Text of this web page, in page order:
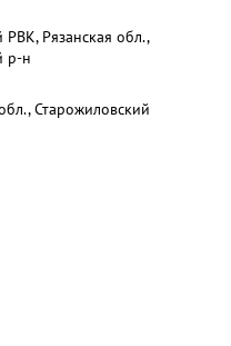
РВК, Рязанская обл.,
р-н
Старожиловский